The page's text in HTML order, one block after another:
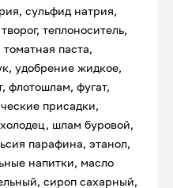
сульфид натрия,
теплоноситель,
паста,
удобрение жидкое,
флотошлам, фугат,
присадки,
шлам буровой,
парафина, этанол,
напитки, масло
сироп сахарный,